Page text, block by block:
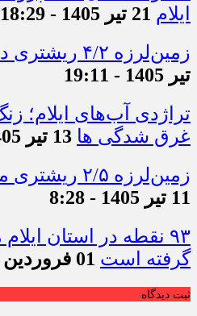
ایلام 21 تیر 1405 - 18:29
زمین‌لرزه ۴/۲ ریشتری دره شهر را لرزاند
تیر 1405 - 19:11
تراژدی آب‌های ایلام؛
غرق شدگی ها 13 تیر 1405 - 23:00
زمین‌لرزه ۲/۵ ریشتری مورموری را لرزاند
11 تیر 1405 - 8:28
۹۳ نقطه در استان
گرفته است 01 فروردین 1405 - 21:30
ثبت دیدگاه